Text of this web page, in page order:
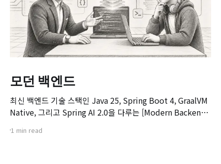
모던 백엔드
최신 백엔드 기술 스택인 Java 25, Spring Boot 4, GraalVM
Native, 그리고 Spring AI 2.0을 다루는 [Modern Backend]
존 Spring Boot 환경에서 서비스를 구축하고 배포해보신 개
1 min read